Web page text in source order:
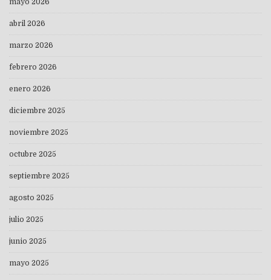
mayo 2026
abril 2026
marzo 2026
febrero 2026
enero 2026
diciembre 2025
noviembre 2025
octubre 2025
septiembre 2025
agosto 2025
julio 2025
junio 2025
mayo 2025